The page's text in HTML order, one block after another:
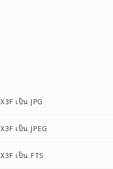
X3F เป็น JPG
X3F เป็น JPEG
X3F เป็น FTS